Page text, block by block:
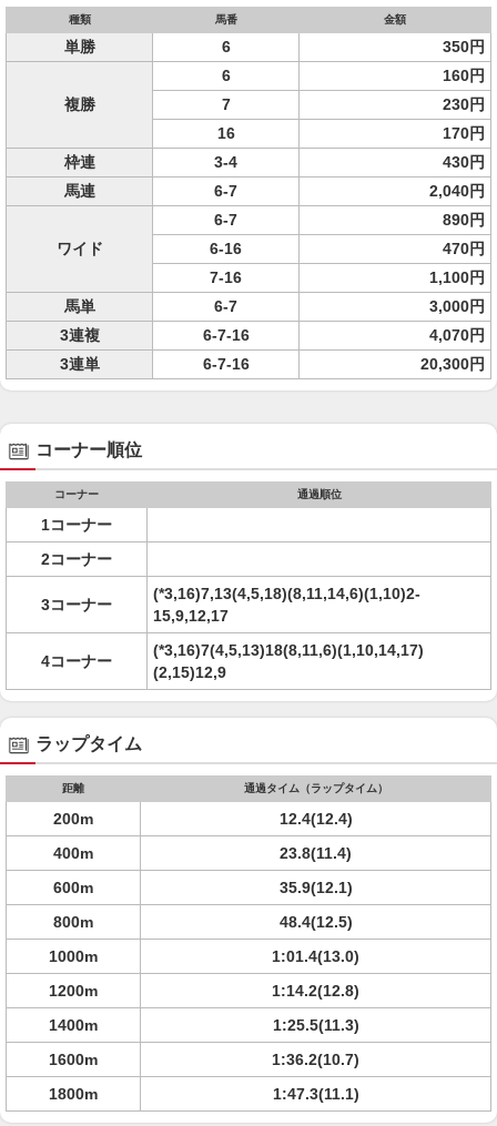
種類 馬番 金額
単勝 6 350円
複勝
6
160円
7
230円
16
170円
枠連
3-4
430円
馬連
6-7 2,040円
ワイド
6-7
890円
6-16
470円
7-16
1,100円
馬単
6-7
3,000円
3連複
6-7-16
4,070円
3連単
6-7-16 20,300円
コーナー順位
コーナー 通過順位
1コーナー
2コーナー
3コーナー
(*3,16)7,13(4,5,18)(8,11,14,6)(1,10)2-
15,9,12,17
4コーナー
(*3,16)7(4,5,13)18(8,11,6)(1,10,14,17)
(2,15)12,9
ラップタイム
距離 通過タイム（ラップタイム）
200m
12.4(12.4)
400m
23.8(11.4)
600m
35.9(12.1)
800m
48.4(12.5)
1000m
1:01.4(13.0)
1200m
1:14.2(12.8)
1400m
1:25.5(11.3)
1600m
1:36.2(10.7)
1800m
1:47.3(11.1)